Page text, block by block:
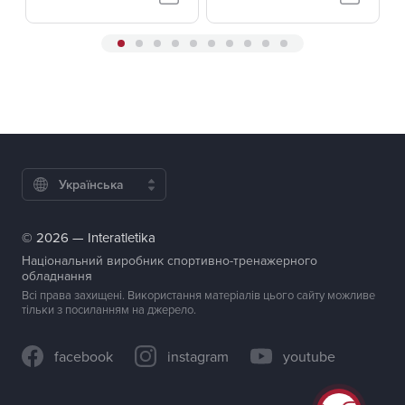
Українська
© 2026 — Interatletika
Національний виробник спортивно-тренажерного
обладнання
Всі права захищені. Використання матеріалів цього сайту можливе
тільки з посиланням на джерело.
facebook instagram youtube